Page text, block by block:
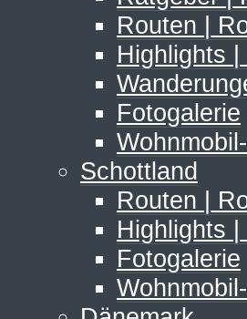
Routen |
Highlights
Fotogalerie
Schottland
Routen |
Highlights
Fotogalerie